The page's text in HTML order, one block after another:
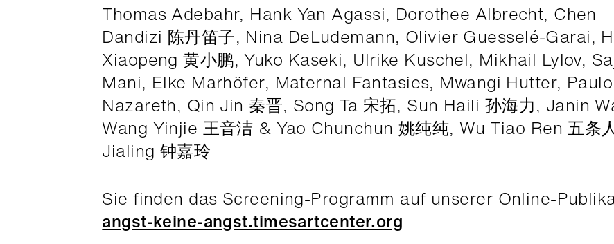
Thomas Adebahr, Hank Yan Agassi, Dorothee Albrecht, Chen
Dandizi 陈丹笛子, Nina DeLudemann, Olivier Guesselé-Garai,
Xiaopeng 黄小鹏, Yuko Kaseki, Ulrike Kuschel, Mikhail Lylov,
Mani, Elke Marhöfer, Maternal Fantasies, Mwangi Hutter, Paulo
Nazareth, Qin Jin 秦晋, Song Ta 宋拓, Sun Haili 孙海力, Janin
Wang Yinjie 王音洁 & Yao Chunchun 姚纯纯, Wu Tiao Ren 五条
Jialing 钟嘉玲
Sie finden das Screening-Programm auf unserer Online-
angst-keine-angst.timesartcenter.org